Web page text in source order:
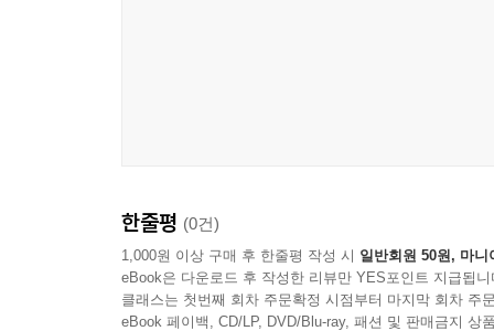
일본에서 배운 건축을 극복하고 한국적인 것을
겪고 한국적인 것에 천착해 70년대 공간 시대
설계경기에 당선한 뒤 국내에서 꾸준히 활동한
다른 행보를 걸어온 이 두 건축가를 비교한다.
한줄평 (0건)
1,000원 이상 구매 후 한줄평 작성 시 일반회원 50원, 마니
eBook은 다운로드 후 작성한 리뷰만 YES포인트 지급됩니
클래스는 첫번째 회차 주문확정 시점부터 마지막 회차 주
eBook 페이백, CD/LP, DVD/Blu-ray, 패션 및 판매금지 상